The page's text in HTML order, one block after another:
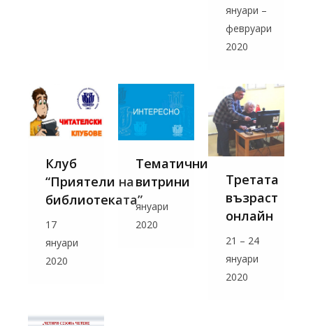
януари –
февруари
2020
Клуб
“Приятели на
библиотеката”
17
януари
2020
Тематични
витрини
януари
2020
Третата
възраст
онлайн
21 – 24
януари
2020